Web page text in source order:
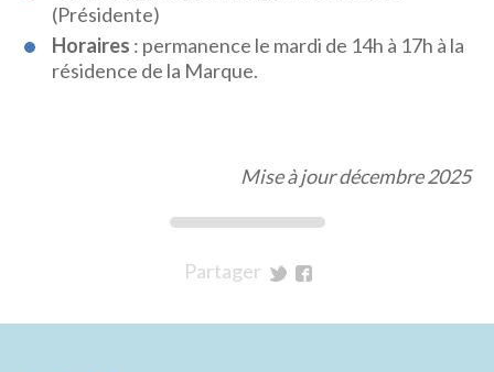
(Présidente)
Horaires : permanence le mardi de 14h à 17h à la
résidence de la Marque.
Mise à jour décembre 2025
Partager
Twitter
Facebook